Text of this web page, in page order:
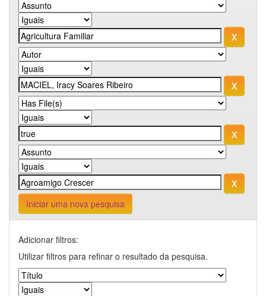
Iniciar uma nova pesquisa
Adicionar filtros:
Utilizar filtros para refinar o resultado da pesquisa.